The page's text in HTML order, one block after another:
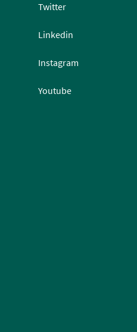
Twitter
Linkedin
Instagram
Youtube